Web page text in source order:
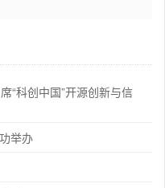
“科创中国”开源创新与信
举办